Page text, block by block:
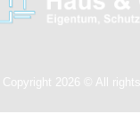
Copyright 2026 © All